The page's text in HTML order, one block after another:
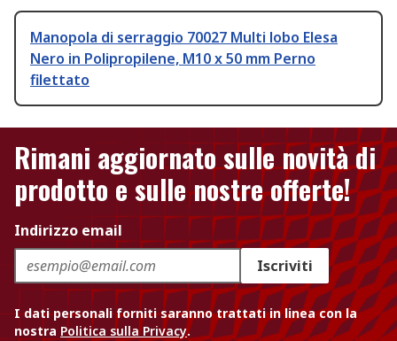
Manopola di serraggio 70027 Multi lobo Elesa
Nero in Polipropilene, M10 x 50 mm Perno
filettato
Rimani aggiornato sulle novità di
prodotto e sulle nostre offerte!
Indirizzo email
Iscriviti
I dati personali forniti saranno trattati in linea con la
nostra Politica sulla Privacy.